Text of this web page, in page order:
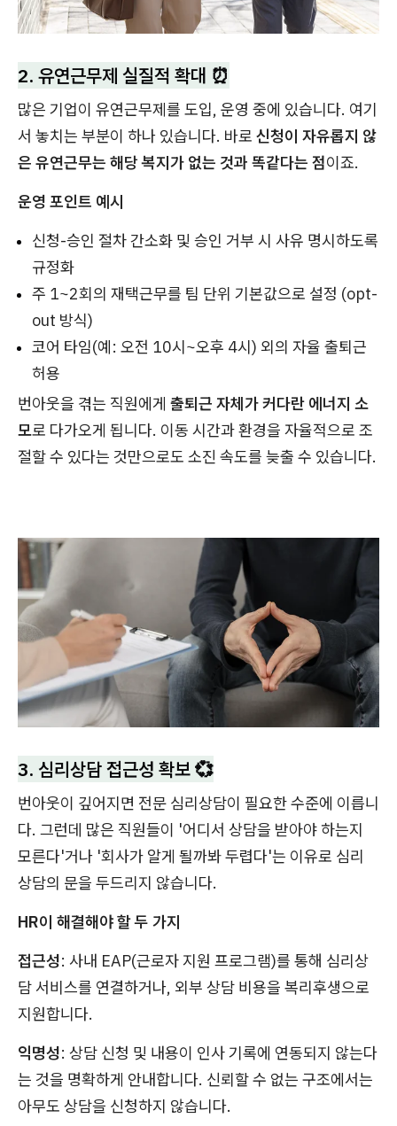
2. 유연근무제 실질적 확대 ⏰
많은 기업이 유연근무제를 도입, 운영 중에 있습니다. 여기
서 놓치는 부분이 하나 있습니다. 바로 신청이 자유롭지 않
은 유연근무는 해당 복지가 없는 것과 똑같다는 점이죠.
운영 포인트 예시
신청-승인 절차 간소화 및 승인 거부 시 사유 명시하도록
규정화
주 1~2회의 재택근무를 팀 단위 기본값으로 설정 (opt-
out 방식)
코어 타임(예: 오전 10시~오후 4시) 외의 자율 출퇴근
허용
번아웃을 겪는 직원에게 출퇴근 자체가 커다란 에너지 소
모로 다가오게 됩니다. 이동 시간과 환경을 자율적으로 조
절할 수 있다는 것만으로도 소진 속도를 늦출 수 있습니다.
3. 심리상담 접근성 확보 💞
번아웃이 깊어지면 전문 심리상담이 필요한 수준에 이릅니
다. 그런데 많은 직원들이 '어디서 상담을 받아야 하는지
모른다'거나 '회사가 알게 될까봐 두렵다'는 이유로 심리
상담의 문을 두드리지 않습니다.
HR이 해결해야 할 두 가지
접근성: 사내 EAP(근로자 지원 프로그램)를 통해 심리상
담 서비스를 연결하거나, 외부 상담 비용을 복리후생으로
지원합니다.
익명성: 상담 신청 및 내용이 인사 기록에 연동되지 않는다
는 것을 명확하게 안내합니다. 신뢰할 수 없는 구조에서는
아무도 상담을 신청하지 않습니다.